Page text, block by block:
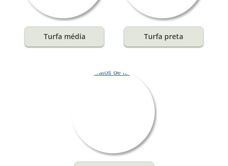
Turfa média Turfa preta